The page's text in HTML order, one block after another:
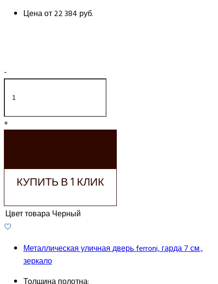
Цена от22 384 руб.
-
+
КУПИТЬ В 1 КЛИК
Цвет товараЧерный
Металлическая уличная дверь ferroni, гарда 7 см.,
зеркало
Толщина полотна: